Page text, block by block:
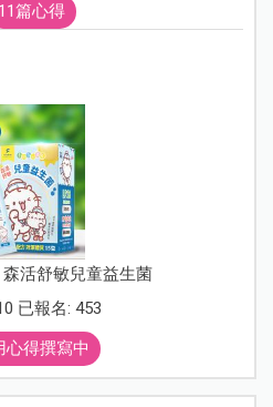
11篇心得
森活舒敏兒童益生菌
已報名: 453
心得撰寫中